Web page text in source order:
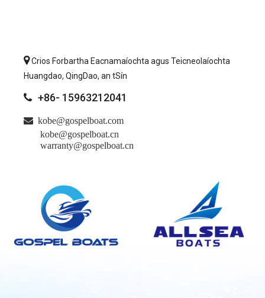
Crios Forbartha Eacnamaíochta agus Teicneolaíochta
Huangdao, QingDao, an tSín
 +86- 15963212041
 kobe@gospelboat.com
kobe@gospelboat.cn
warranty@gospelboat.cn